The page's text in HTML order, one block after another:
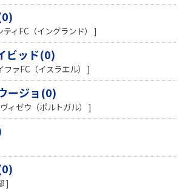
ティFC（イングランド） ]
ビッド(0)
ァFC（イスラエル） ]
ージョ(0)
ィゼウ（ポルトガル） ]
]